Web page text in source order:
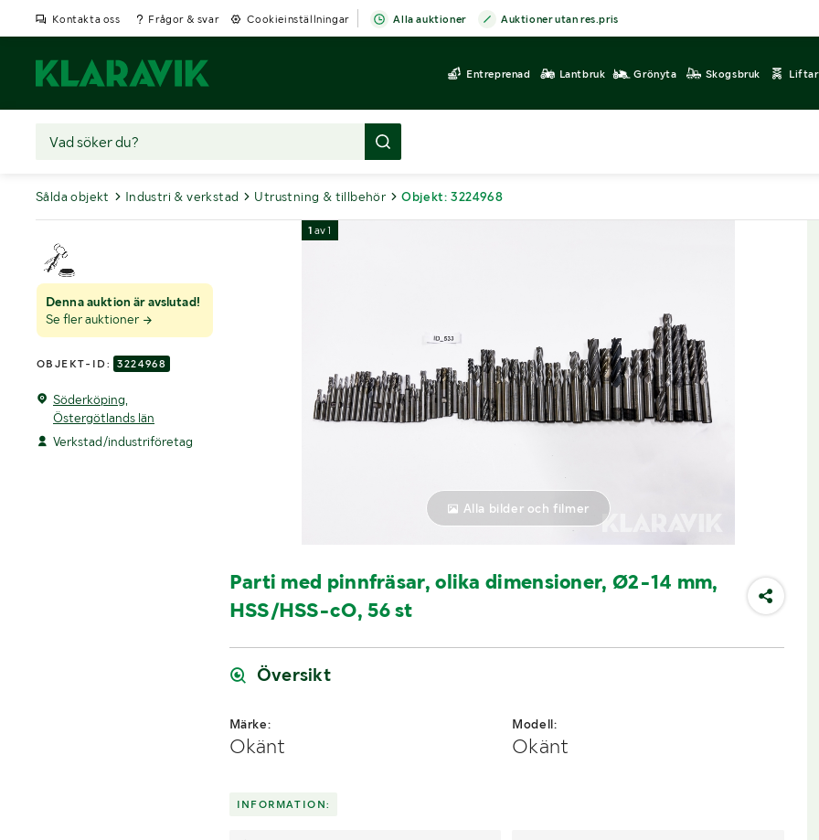
Kontakta oss Frågor & svar Cookieinställningar Alla auktioner Auktioner utan res.pris
Entreprenad Lantbruk Grönyta Skogsbruk Liftar
Sålda objekt Industri & verkstad Utrustning & tillbehör Objekt: 3224968
Denna auktion är avslutad!
Se fler auktioner
OBJEKT-ID: 3224968
Söderköping,
Östergötlands län
Verkstad/industriföretag
1 av1
Alla bilder och filmer
Parti med pinnfräsar, olika dimensioner, Ø2-14 mm,
HSS/HSS-cO, 56 st
Översikt
Märke:
Okänt
Modell:
Okänt
INFORMATION: